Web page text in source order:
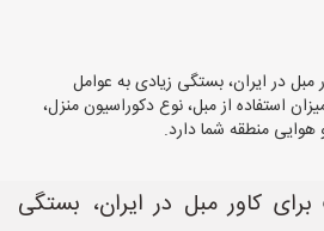
مبل در ایران، بستگی زیادی به عوامل
استفاده از مبل، نوع دکوراسیون منزل،
منطقه شما دارد.
کاور مبل در ایران، بستگی